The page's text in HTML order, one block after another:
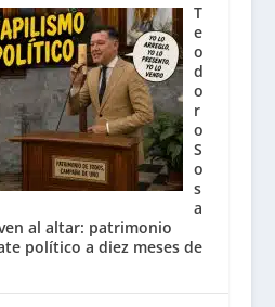
T
e
o
d
o
r
o
S
o
s
a
al altar: patrimonio
político a diez meses de